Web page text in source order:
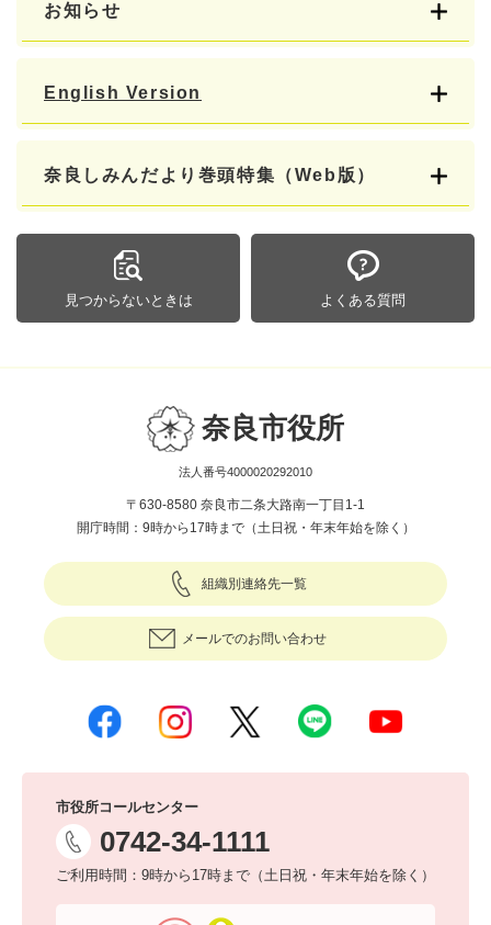
お知らせ
English Version
奈良しみんだより巻頭特集（Web版）
見つからないときは よくある質問
奈良市役所
法人番号4000020292010
〒630-8580 奈良市二条大路南一丁目1-1
開庁時間：9時から17時まで（土日祝・年末年始を除く）
組織別連絡先一覧
メールでのお問い合わせ
市役所コールセンター
0742-34-1111
ご利用時間：9時から17時まで（土日祝・年末年始を除く）